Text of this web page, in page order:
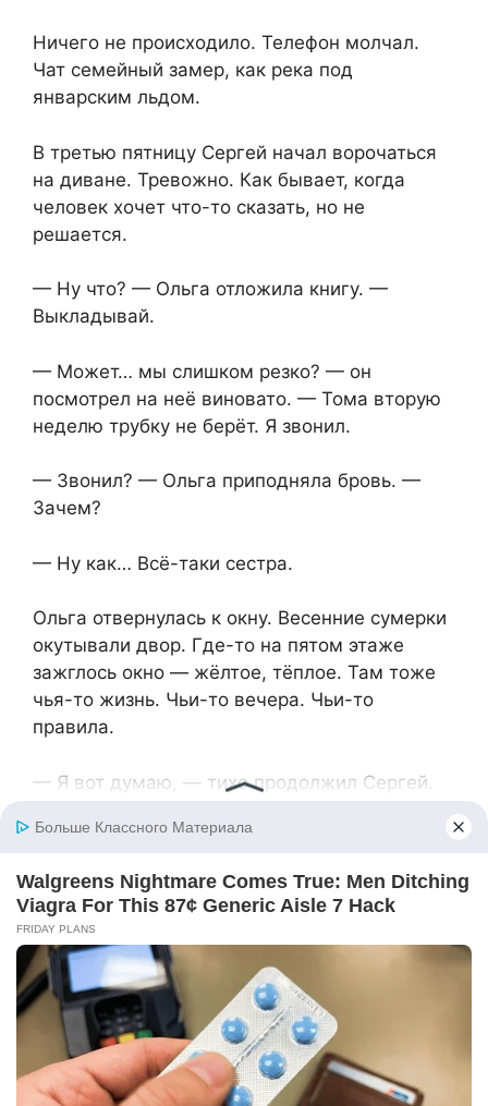
Ничего не происходило. Телефон молчал.
Чат семейный замер, как река под
январским льдом.
В третью пятницу Сергей начал ворочаться
на диване. Тревожно. Как бывает, когда
человек хочет что-то сказать, но не
решается.
— Ну что? — Ольга отложила книгу. —
Выкладывай.
— Может… мы слишком резко? — он
посмотрел на неё виновато. — Тома вторую
неделю трубку не берёт. Я звонил.
— Звонил? — Ольга приподняла бровь. —
Зачем?
— Ну как… Всё-таки сестра.
Ольга отвернулась к окну. Весенние сумерки
окутывали двор. Где-то на пятом этаже
зажглось окно — жёлтое, тёплое. Там тоже
чья-то жизнь. Чьи-то вечера. Чьи-то
правила.
— Я вот думаю, — тихо продолжил Сергей.
например. На обед. По-человечески.
Ольга молчала. Что-то переворачивалось
внутри, как страницы старой книги. Злость —
нет, уже не было злости. Усталость — и её
почти не осталось. Только странное чувство
свободы и… пустоты?
— Мы ведь не хотели их совсем из жизни
вычеркнуть, — Сергей сел рядом. — Правда?